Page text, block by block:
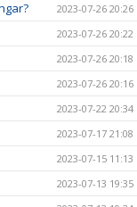
2023-07-26 20:26
2023-07-26 20:22
2023-07-26 20:18
2023-07-26 20:16
2023-07-22 20:34
2023-07-17 21:08
2023-07-15 11:13
2023-07-13 19:35